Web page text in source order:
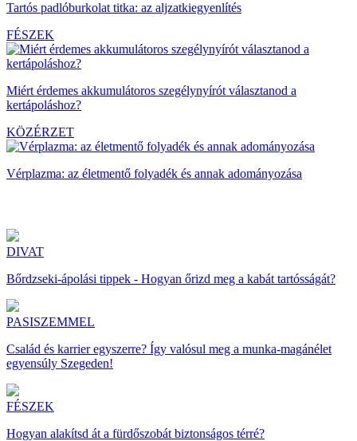
Tartós padlóburkolat titka: az aljzatkiegyenlítés
FÉSZEK
Miért érdemes akkumulátoros szegélynyírót választanod a
kertápoláshoz?
KÖZÉRZET
Vérplazma: az életmentő folyadék és annak adományozása
DIVAT
Bőrdzseki-ápolási tippek - Hogyan őrizd meg a kabát tartósságát?
PASISZEMMEL
Család és karrier egyszerre? Így valósul meg a munka-magánélet
egyensúly Szegeden!
FÉSZEK
Hogyan alakítsd át a fürdőszobát biztonságos térré?